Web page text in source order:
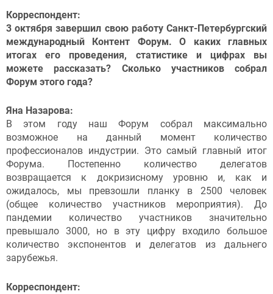
Корреспондент:
3 октября завершил свою работу Санкт-Петербургский
международный Контент Форум. О каких главных
итогах его проведения, статистике и цифрах вы
можете рассказать? Сколько участников собрал
Форум этого года?
Яна Назарова:
В этом году наш Форум собрал максимально
возможное на данный момент количество
профессионалов индустрии. Это самый главный итог
Форума. Постепенно количество делегатов
возвращается к докризисному уровню и, как и
ожидалось, мы превзошли планку в 2500 человек
(общее количество участников мероприятия). До
пандемии количество участников значительно
превышало 3000, но в эту цифру входило большое
количество экспонентов и делегатов из дальнего
зарубежья.
Корреспондент: